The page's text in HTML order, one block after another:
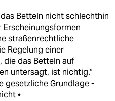
das Betteln nicht schlechthin
Erscheinungsformen
straßenrechtliche
Regelung einer
die das Betteln auf
untersagt, ist nichtig.“
gesetzliche Grundlage -
•